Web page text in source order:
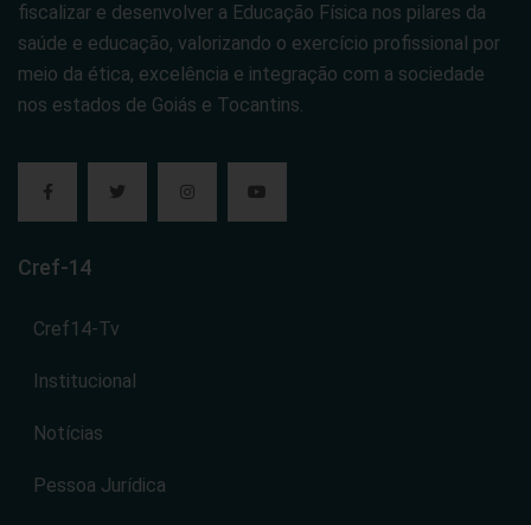
fiscalizar e desenvolver a Educação Física nos pilares da
saúde e educação, valorizando o exercício profissional por
meio da ética, excelência e integração com a sociedade
nos estados de Goiás e Tocantins.
Cref-14
Cref14-Tv
Institucional
Notícias
Pessoa Jurídica